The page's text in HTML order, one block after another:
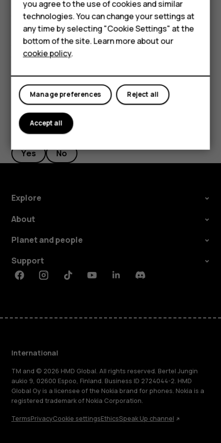
Accessories
HMD Terra M
For business
Tablets
सुविधाओं को सक्रिय करने के लिए, नोटिफिकेशन पैनल पर मौजूद त्वरित सेटिंग
आइकन पर टैप करें. अधिक आइकन देखने के लिए, मेनू को नीचे की ओर खींचें.
इन आइकनों को पुनः व्यवस्थित करने के लिए,mode_editपर टैप करें, किसी आइकन पर टैप
करके उसे दबाकर रखें और फिर उसे खींचते हुए किसी दूसरे स्थान पर ले जाएं.
Did you find this helpful?
Yes No
Explore
About
Planet and people
Support
FacebookInstagramTiktokYoutubeLinkedinDiscord
International
TM and © 2026 HMD Global. All rights reserved. Bertel Jungin
aukio 9, 02600 Espoo, Finland. Business ID 2724044-2. HMD
Global Oy is a licensee of the Nokia brand for phones. Nokia is a
registered trademark of Nokia Corporation.
TermsPrivacyCookie settingsEthicsSpeak Up channel
you agree to the use of cookies and similar
technologies. You can change your settings at
any time by selecting "Cookie Settings" at the
bottom of the site. Learn more about our
cookie policy.
Reject all
Manage preferences
Accept all